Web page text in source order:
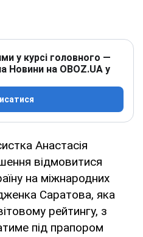
у курсі головного —
Новини на OBOZ.UA у
Анастасія
відмовитися
на міжнародних
Саратова, яка
рейтингу, з
під прапором